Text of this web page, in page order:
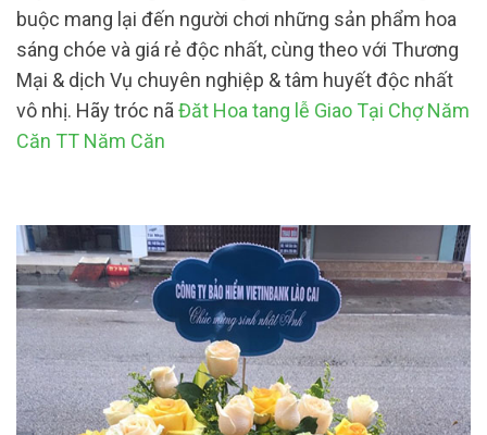
buộc mang lại đến người chơi những sản phẩm hoa
sáng chóe và giá rẻ độc nhất, cùng theo với Thương
Mại & dịch Vụ chuyên nghiệp & tâm huyết độc nhất
vô nhị. Hãy tróc nã Đăt Hoa tang lễ Giao Tại Chợ Năm
Căn TT Năm Căn